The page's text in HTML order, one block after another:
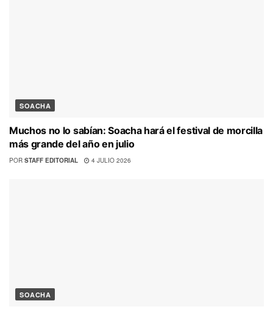
SOACHA
Muchos no lo sabían: Soacha hará el festival de morcilla
más grande del año en julio
POR STAFF EDITORIAL 4 JULIO 2026
SOACHA